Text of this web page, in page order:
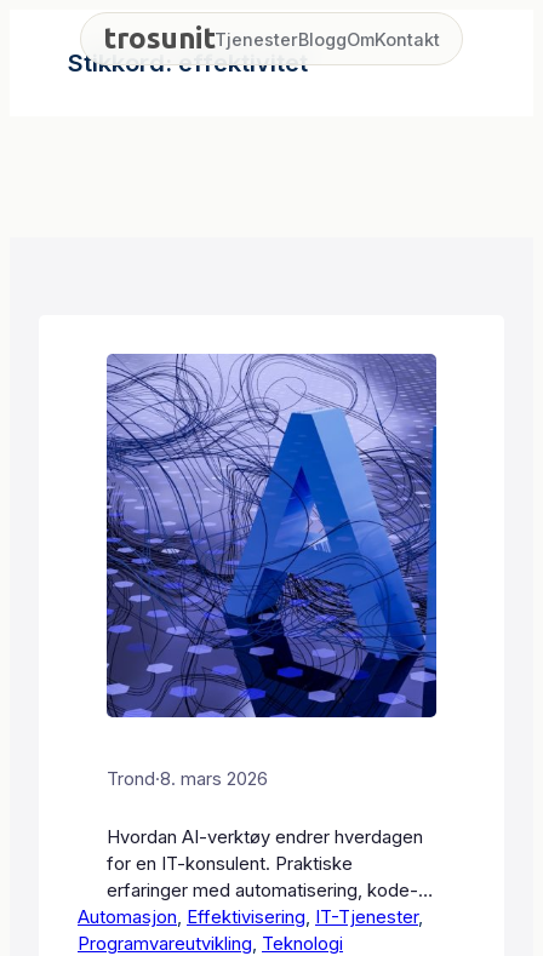
Stikkord:effektivitet
Trond·8. mars 2026
Hvordan AI-verktøy endrer hverdagen
for en IT-konsulent. Praktiske
erfaringer med automatisering, kode-
assistanse og sakshåndtering.
Automasjon, Effektivisering, IT-Tjenester
Programvareutvikling, Teknologi
trosunitTjenesterBloggOmKontakt